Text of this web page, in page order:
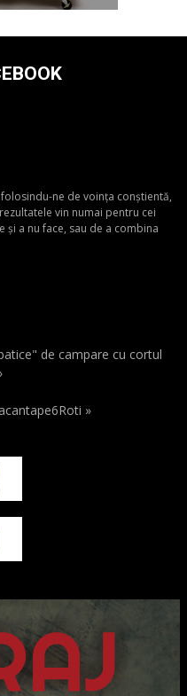
ne de voința conștientă,
vin numai pentru cei
și a nu face, sau de a combina
de campare cu cortul
»